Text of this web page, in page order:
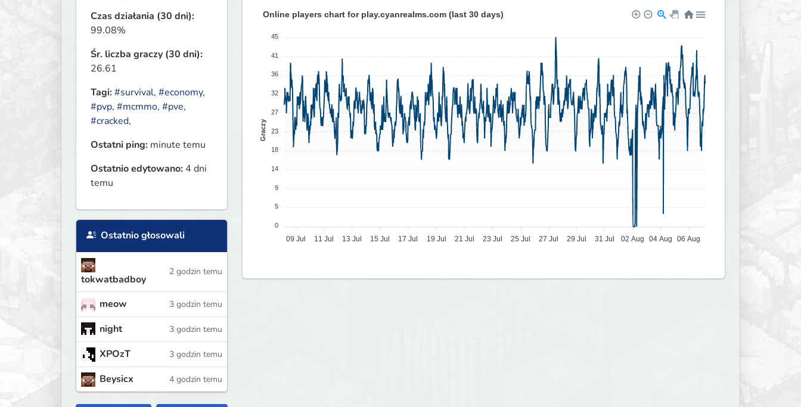
Czas działania (30 dni):
99.08%
Śr. liczba graczy (30 dni):
26.61
Tagi:#survival, #economy,
#pvp, #mcmmo, #pve,
#cracked,
Ostatni ping: minute temu
Ostatnio edytowano: 4 dni
temu
Ostatnio głosowali
tokwatbadboy
2 godzin temu
meow 3 godzin temu
night 3 godzin temu
XPOzT 3 godzin temu
Beysicx 4 godzin temu
Online players chart for play.cyanrealms.com (last 30 days)
45
41
36
32
27
23
18
14
9
5
0
Graczy
09 Jul 11 Jul 13 Jul 15 Jul 17 Jul 19 Jul 21 Jul 23 Jul 25 Jul 27 Jul 29 Jul 31 Jul 02 Aug 04 Aug 06 Aug